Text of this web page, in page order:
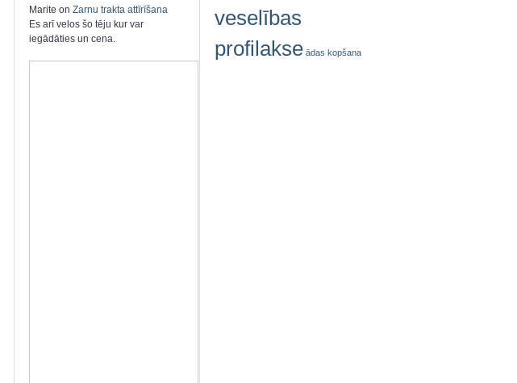
Marite on Zarnu trakta attīrīšana
Es arī velos šo tēju kur var
iegādāties un cena.
veselības
profilakse ādas kopšana